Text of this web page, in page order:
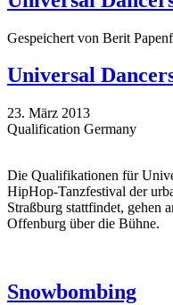
Gespeichert von Berit
Universal
23. März 2013
Qualification Germany
Die Qualifikationen für
HipHop-Tanzfestival der
Straßburg stattfindet, gehen
Offenburg über die Bühne.
Snowbombing